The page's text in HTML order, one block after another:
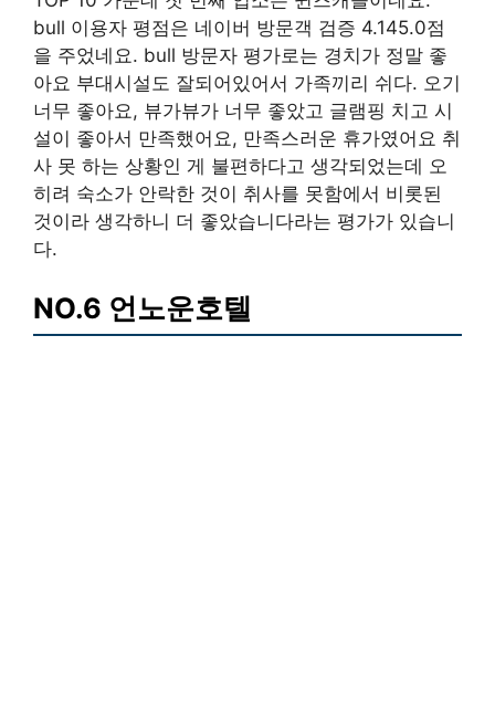
bull 이용자 평점은 네이버 방문객 검증 4.145.0점
을 주었네요. bull 방문자 평가로는 경치가 정말 좋
아요 부대시설도 잘되어있어서 가족끼리 쉬다. 오기
너무 좋아요, 뷰가뷰가 너무 좋았고 글램핑 치고 시
설이 좋아서 만족했어요, 만족스러운 휴가였어요 취
사 못 하는 상황인 게 불편하다고 생각되었는데 오
히려 숙소가 안락한 것이 취사를 못함에서 비롯된
것이라 생각하니 더 좋았습니다라는 평가가 있습니
다.
NO.6 언노운호텔